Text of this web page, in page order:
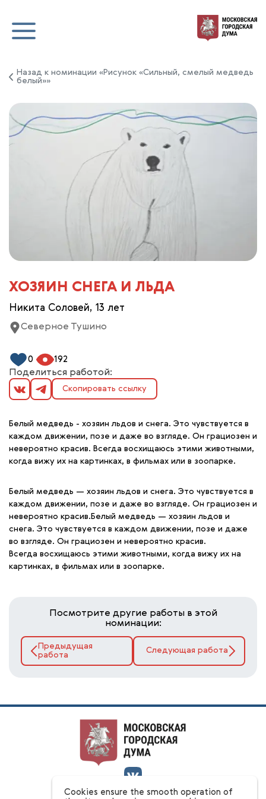
Назад к номинации «Рисунок «Сильный, смелый медведь
белый»»
ХОЗЯИН СНЕГА И ЛЬДА
Никита Соловей, 13 лет
Северное Тушино
0 192
Поделиться работой:
Скопировать ссылку
Белый медведь - хозяин льдов и снега. Это чувствуется в
каждом движении, позе и даже во взгляде. Он грациозен и
невероятно красив. Всегда восхищаюсь этими животными,
когда вижу их на картинках, в фильмах или в зоопарке.
Белый медведь — хозяин льдов и снега. Это чувствуется в
каждом движении, позе и даже во взгляде. Он грациозен и
невероятно красив.Белый медведь — хозяин льдов и
снега. Это чувствуется в каждом движении, позе и даже
во взгляде. Он грациозен и невероятно красив.
Всегда восхищаюсь этими животными, когда вижу их на
картинках, в фильмах или в зоопарке.
Посмотрите другие работы в этой
номинации:
Предыдущая
работа
Следующая работа
Cookies ensure the smooth operation of